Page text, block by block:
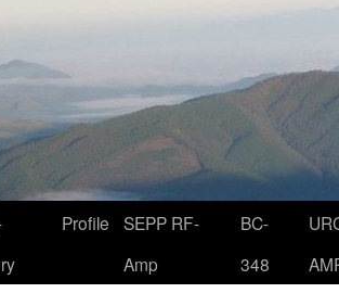
Profile
SEPP RF-
Amp
BC-
348